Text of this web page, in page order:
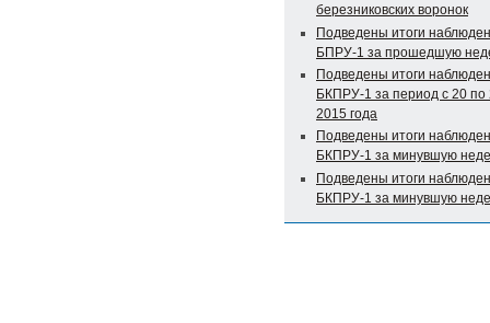
березниковских воронок
Подведены итоги
БПРУ-1 за прошедшую
Подведены итоги
БКПРУ-1 за период с 20 по
2015 года
Подведены итоги
БКПРУ-1 за минувшую
Подведены итоги
БКПРУ-1 за минувшую